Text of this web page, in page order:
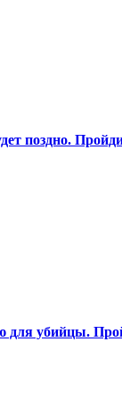
поздно.
для убийцы.